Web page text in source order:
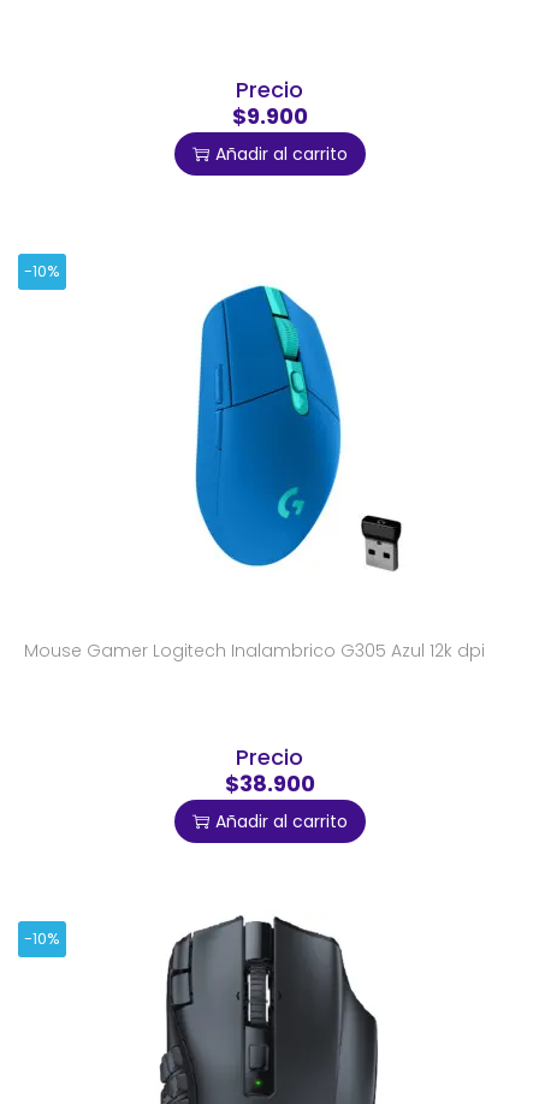
Precio
$9.900
Añadir al carrito
-10%
Mouse Gamer Logitech Inalambrico G305 Azul 12k dpi
Precio
$38.900
Añadir al carrito
-10%